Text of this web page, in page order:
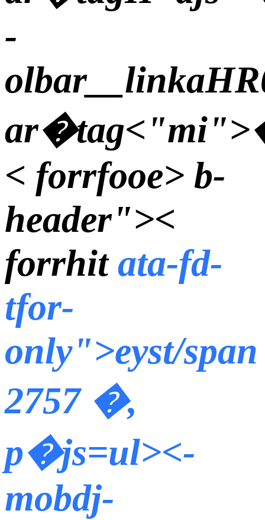
-
< forrfooe> b-
header"><
forrhitata-fd-
tfor-
only">eyst/
2757 �,
р�js=ul><-
mobdj-